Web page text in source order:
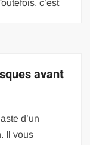
c’est
avant
d’un
Il vous